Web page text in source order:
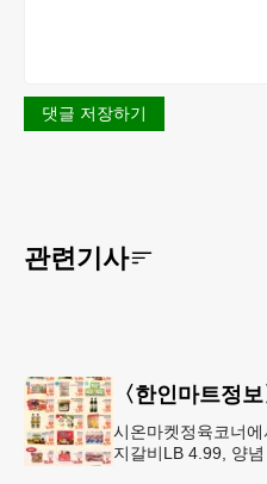
댓글 저장하기
관련기사
시온마켓정육코너
지갈비LB 4.99, 양